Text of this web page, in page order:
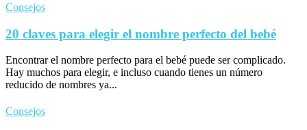
Consejos
20 claves para elegir el nombre perfecto del bebé
Encontrar el nombre perfecto para el bebé puede ser complicado.
Hay muchos para elegir, e incluso cuando tienes un número
reducido de nombres ya...
Consejos